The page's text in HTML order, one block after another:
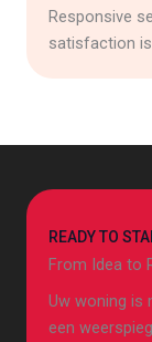
Responsive
satisfaction
READY TO
From Idea to
Uw woning is
een